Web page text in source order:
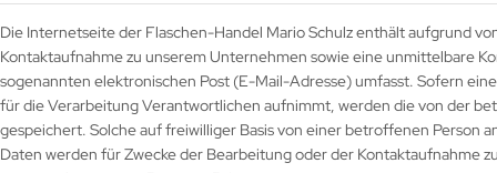
Die Internetseite der Flaschen-Handel Mario Schulz enthält aufgrund
Kontaktaufnahme zu unserem Unternehmen sowie eine unmittelbare
sogenannten elektronischen Post (E-Mail-Adresse) umfasst. Sofern
für die Verarbeitung Verantwortlichen aufnimmt, werden die von der
gespeichert. Solche auf freiwilliger Basis von einer betroffenen
Daten werden für Zwecke der Bearbeitung oder der Kontaktaufnahme